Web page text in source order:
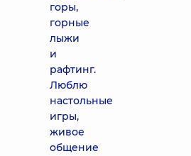
горы,
горные
лыжи
и
рафтинг.
Люблю
настольные
игры,
живое
общение